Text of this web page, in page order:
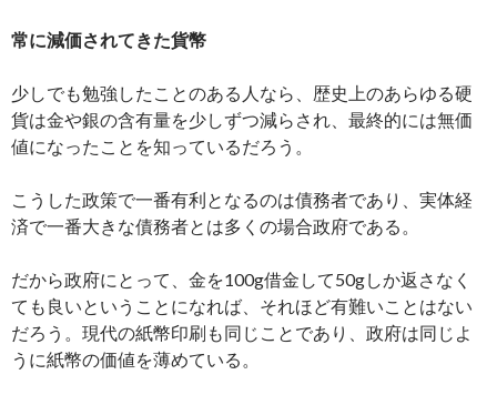
常に減価されてきた貨幣
少しでも勉強したことのある人なら、歴史上のあらゆる硬
貨は金や銀の含有量を少しずつ減らされ、最終的には無価
値になったことを知っているだろう。
こうした政策で一番有利となるのは債務者であり、実体経
済で一番大きな債務者とは多くの場合政府である。
だから政府にとって、金を100g借金して50gしか返さなく
ても良いということになれば、それほど有難いことはない
だろう。現代の紙幣印刷も同じことであり、政府は同じよ
うに紙幣の価値を薄めている。